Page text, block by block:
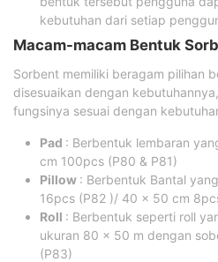
kebutuhan dari setiap
Macam-macam Bentuk
Sorbent memiliki beragam pilihan
disesuaikan dengan
fungsinya sesuai dengan
Pad : Berbentuk lembaran
cm 100pcs (P80 & P81)
Pillow : Berbentuk Bantal
16pcs (P82 )/ 40 x 50 cm
Roll : Berbentuk seperti roll
ukuran 80 x 50 m dengan
(P83)